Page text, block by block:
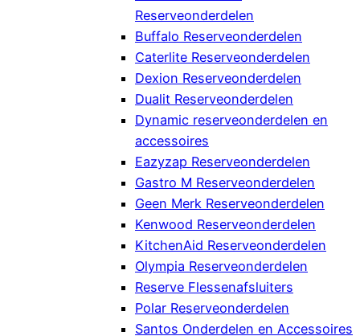
Reserveonderdelen
Buffalo Reserveonderdelen
Caterlite Reserveonderdelen
Dexion Reserveonderdelen
Dualit Reserveonderdelen
Dynamic reserveonderdelen en
accessoires
Eazyzap Reserveonderdelen
Gastro M Reserveonderdelen
Geen Merk Reserveonderdelen
Kenwood Reserveonderdelen
KitchenAid Reserveonderdelen
Olympia Reserveonderdelen
Reserve Flessenafsluiters
Polar Reserveonderdelen
Santos Onderdelen en Accessoires